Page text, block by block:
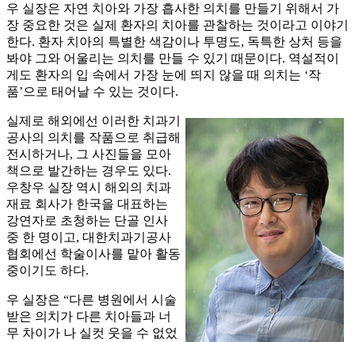
우 실장은 자연 치아와 가장 흡사한 의치를 만들기 위해서 가
장 중요한 것은 실제 환자의 치아를 관찰하는 것이라고 이야기
한다. 환자 치아의 특별한 색감이나 투명도, 독특한 상처 등을
봐야 그와 어울리는 의치를 만들 수 있기 때문이다. 역설적이
게도 환자의 입 속에서 가장 눈에 띄지 않을 때 의치는 ‘작
품’으로 태어날 수 있는 것이다.
실제로 해외에선 이러한 치과기
공사의 의치를 작품으로 취급해
전시하거나, 그 사진들을 모아
책으로 발간하는 경우도 있다.
우창우 실장 역시 해외의 치과
재료 회사가 한국을 대표하는
강연자로 초청하는 단골 인사
중 한 명이고, 대한치과기공사
협회에선 학술이사를 맡아 활동
중이기도 하다.
우 실장은 “다른 병원에서 시술
받은 의치가 다른 치아들과 너
무 차이가 나 실컷 웃을 수 없었